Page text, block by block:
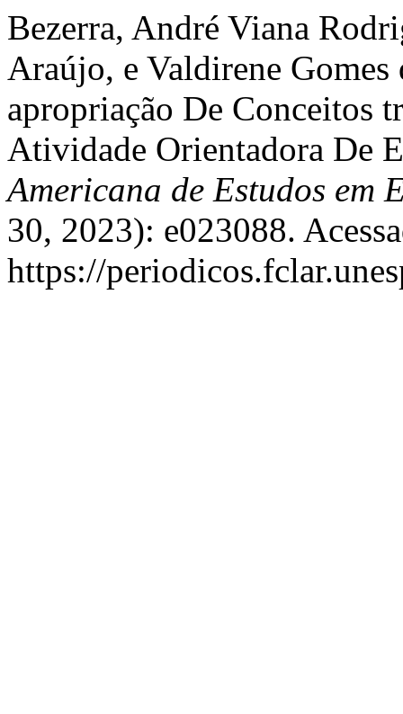
Bezerra, André Viana
Araújo, e Valdirene Gomes
apropriação De Conceitos
Atividade Orientadora De
Americana de Estudos em
30, 2023): e023088.
https://